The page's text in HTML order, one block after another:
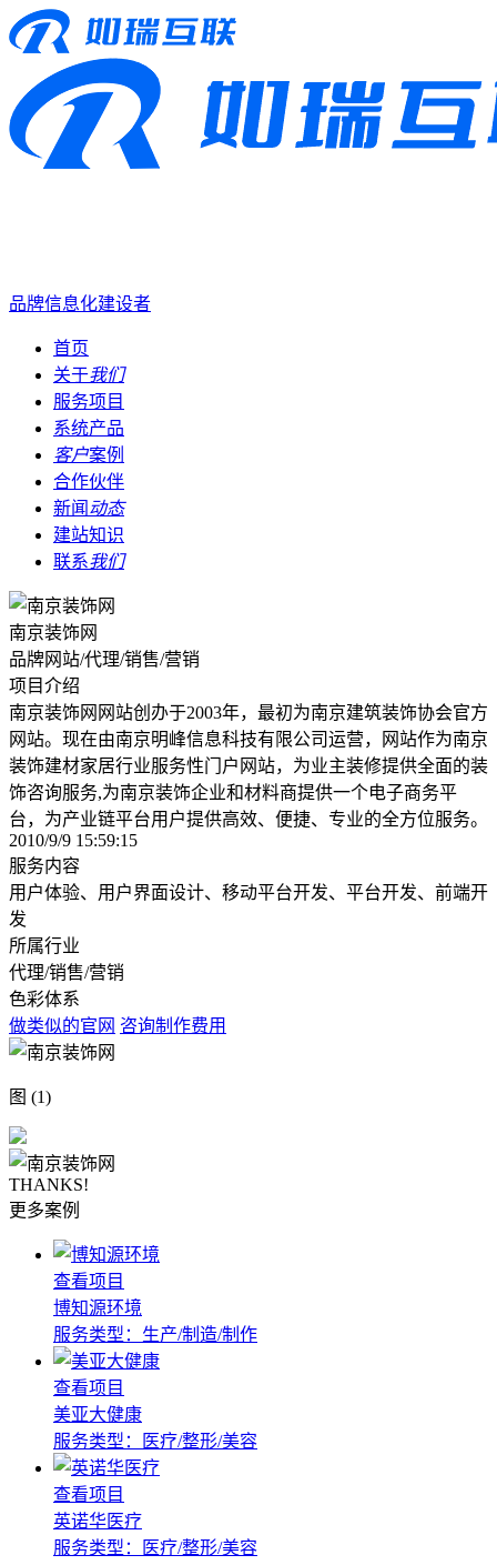
品牌信息化建设者
首页
关于我们
服务项目
系统产品
客户案例
合作伙伴
新闻 动态
建站知识
联系我们
南京装饰网
品牌网站/代理/销售/营销
项目介绍
南京装饰网网站创办于2003年，最初为南京建筑装饰协会官方
网站。现在由南京明峰信息科技有限公司运营，网站作为南京
装饰建材家居行业服务性门户网站，为业主装修提供全面的装
饰咨询服务,为南京装饰企业和材料商提供一个电子商务平
台，为产业链平台用户提供高效、便捷、专业的全方位服务。
2010/9/9 15:59:15
服务内容
用户体验、用户界面设计、移动平台开发、平台开发、前端开
发
所属行业
代理/销售/营销
色彩体系
做类似的官网 咨询制作费用
图 (1)
THANKS!
更多案例
查看项目
博知源环境
服务类型：生产/制造/制作
查看项目
美亚大健康
服务类型：医疗/整形/美容
查看项目
英诺华医疗
服务类型：医疗/整形/美容